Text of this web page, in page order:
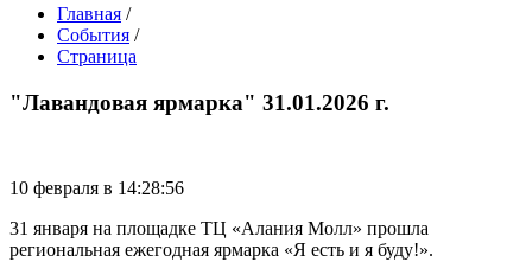
Главная /
События /
Страница
"Лавандовая ярмарка" 31.01.2026 г.
10 февраля в 14:28:56
31 января на площадке ТЦ «Алания Молл» прошла
региональная ежегодная ярмарка «Я есть и я буду!».